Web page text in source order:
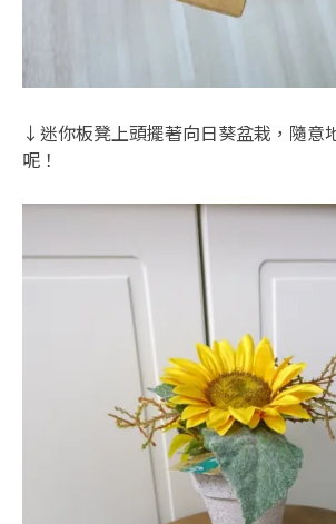
↓迷你板凳上頭擺著向日葵盆栽，隨意
呢！